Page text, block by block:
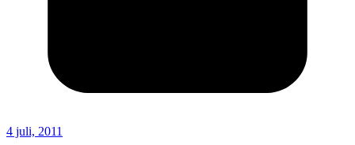
4 juli, 2011